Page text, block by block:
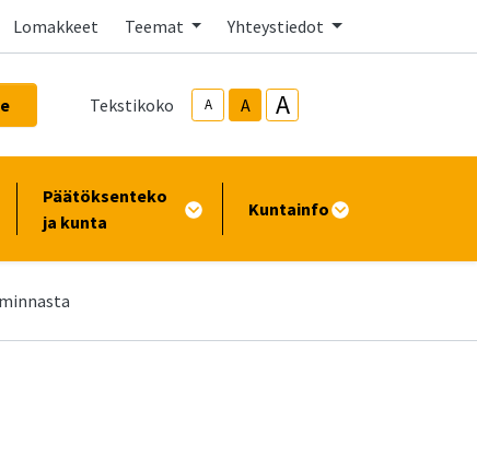
Lomakkeet Teemat Yhteystiedot
Tekstikoko A A A
Päätöksenteko
ja kunta
Kuntainfo